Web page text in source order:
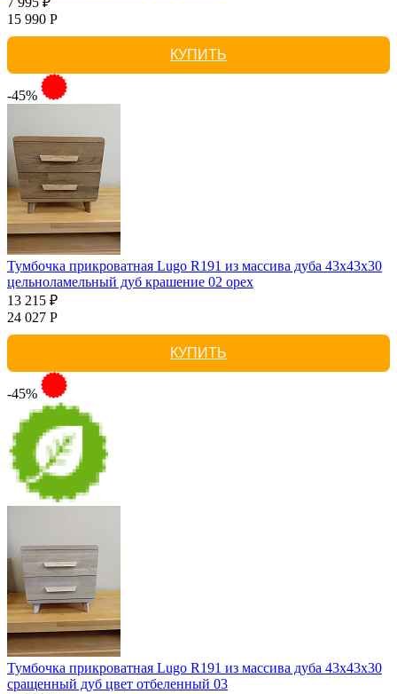
15 990 Р
КУПИТЬ
-45%
Тумбочка прикроватная Lugo R191 из массива дуба 43х43х30
цельноламельный дуб крашение 02 орех
13 215 ₽
24 027 Р
КУПИТЬ
-45%
Тумбочка прикроватная Lugo R191 из массива дуба 43х43х30
сращенный дуб цвет отбеленный 03